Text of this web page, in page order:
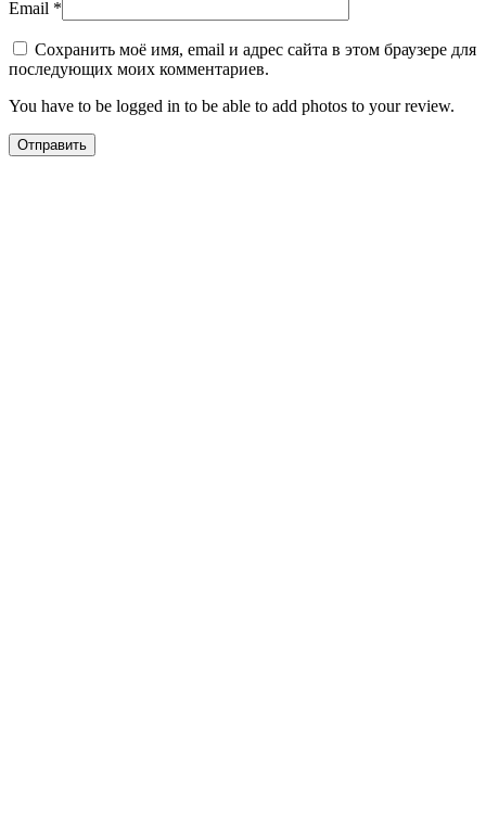
Email *
Сохранить моё имя, email и адрес сайта в этом браузере для
последующих моих комментариев.
You have to be logged in to be able to add photos to your review.